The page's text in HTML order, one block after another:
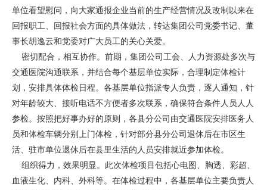
单位看望慰问，向大家通报企业当前的生产经营情况及改制以来在
回报职工、回报社会方面的具体做法，转达集团公司党委书记、董
事长胡逸云和党委对广大员工的关心关爱。
密切配合，相互协作。前期，集团公司工会、人力资源处多次与
交通医院沟通联系，并结合每个基层单位实际，合理制定体检计
划，安排具体体检日程。各基层单位指派专人负责，逐人通知，针
对年龄较大、接听电话不方便者多次联系，确保符合条件人员人人
参检。按照把好事办好的原则，各县分公司由交通医院安排医务人
员和体检车辆分别上门体检，针对部分县分公司退休后在市区生
活、驻市单位退休后在县里生活的人员安排就近参加体检。
组织得力，效果明显。此次体检项目包括心电图、胸透、彩超、
血液生化、内科、外科等。在体检过程中，各基层单位主要负责人